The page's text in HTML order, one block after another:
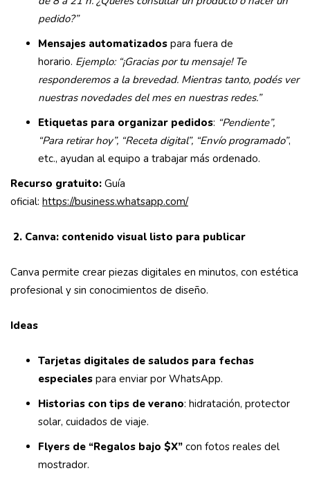
pedido?”
Mensajes automatizados para fuera de
horario. Ejemplo: “¡Gracias por tu mensaje! Te
responderemos a la brevedad. Mientras tanto, podés ver
nuestras novedades del mes en nuestras redes.”
Etiquetas para organizar pedidos: “Pendiente”,
“Para retirar hoy”, “Receta digital”, “Envío programado”,
etc., ayudan al equipo a trabajar más ordenado.
Recurso gratuito: Guía
oficial: https://business.whatsapp.com/
2. Canva: contenido visual listo para publicar
Canva permite crear piezas digitales en minutos, con estética
profesional y sin conocimientos de diseño.
Ideas
Tarjetas digitales de saludos para fechas
especiales para enviar por WhatsApp.
Historias con tips de verano: hidratación, protector
solar, cuidados de viaje.
Flyers de “Regalos bajo $X” con fotos reales del
mostrador.